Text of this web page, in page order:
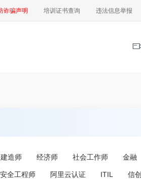
诈骗声明 培训证书查询 违法信息举报
建造师 经济师 社会工作师 金融
全工程师 阿里云认证 ITIL 信创